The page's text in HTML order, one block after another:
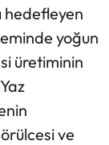
hedefleyen
yoğun
üretiminin
ve